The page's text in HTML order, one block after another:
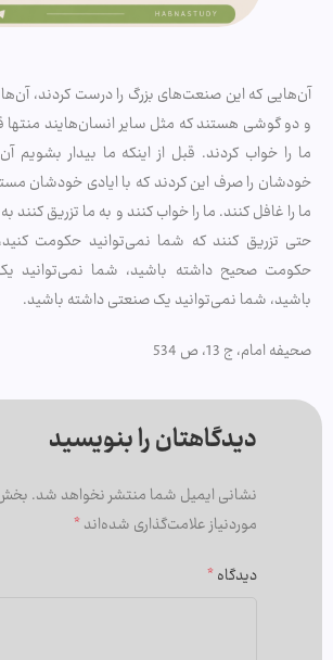
آن‌هایی که این صنعت‌های بزرگ را درست کردند،
و دو گوشی هستند که مثل سایر انسان‌هایند منتها
ما را خواب کردند. قبل از اینکه ما بیدار بشویم
خودشان را صرف این کردند که با ایادی خودشان
ما را غافل کنند. ما را خواب کنند و به ما تزریق کنند
حتی تزریق کنند که شما نمی‌‌توانید حکومت
حکومت صحیح داشته باشید، شما نمی‌‌توانید
باشید، شما نمی‌‌توانید یک صنعتی داشته باشید.
صحیفه امام، ج ‌13، ص 534
دیدگاهتان را بنویسید
نشانی ایمیل شما منتشر نخواهد شد.
موردنیاز علامت‌گذاری شده‌اند*
دیدگاه*